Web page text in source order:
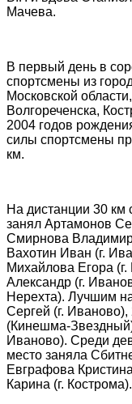
Мачева.
В первый день в
спортсмены из
Московской
Волгореченска,
2004 годов
силы спортсмены
км.
На дистанции 30
занял Артамонов
Смирнова
Вахотин Иван (г.
Михайлова Егора
Александр (г.
Нерехта). Лучшим
Сергей (г.
(Кинешма-
Иваново). Среди
место заняла
Евграфова
Карина (г. Кострома).